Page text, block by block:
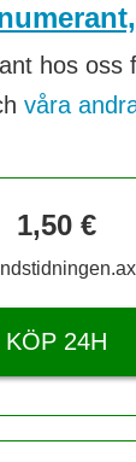
hos oss
våra
1,50 €
KÖP 24H